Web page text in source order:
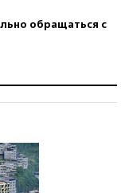
обращаться с